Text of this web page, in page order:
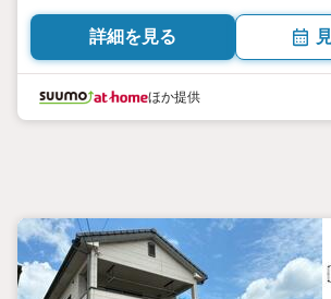
詳細を見る
ほか提供